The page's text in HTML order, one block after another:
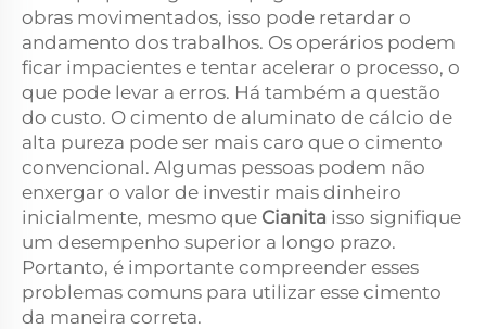
obras movimentados, isso pode retardar o
andamento dos trabalhos. Os operários podem
ficar impacientes e tentar acelerar o processo, o
que pode levar a erros. Há também a questão
do custo. O cimento de aluminato de cálcio de
alta pureza pode ser mais caro que o cimento
convencional. Algumas pessoas podem não
enxergar o valor de investir mais dinheiro
inicialmente, mesmo que Cianita isso signifique
um desempenho superior a longo prazo.
Portanto, é importante compreender esses
problemas comuns para utilizar esse cimento
da maneira correta.